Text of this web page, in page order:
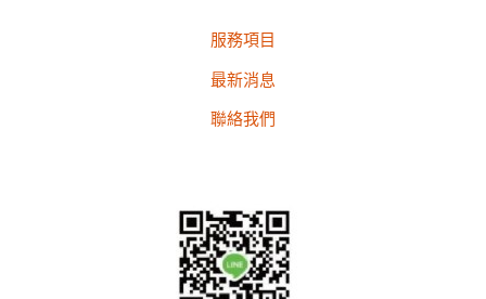
服務項目
最新消息
聯絡我們